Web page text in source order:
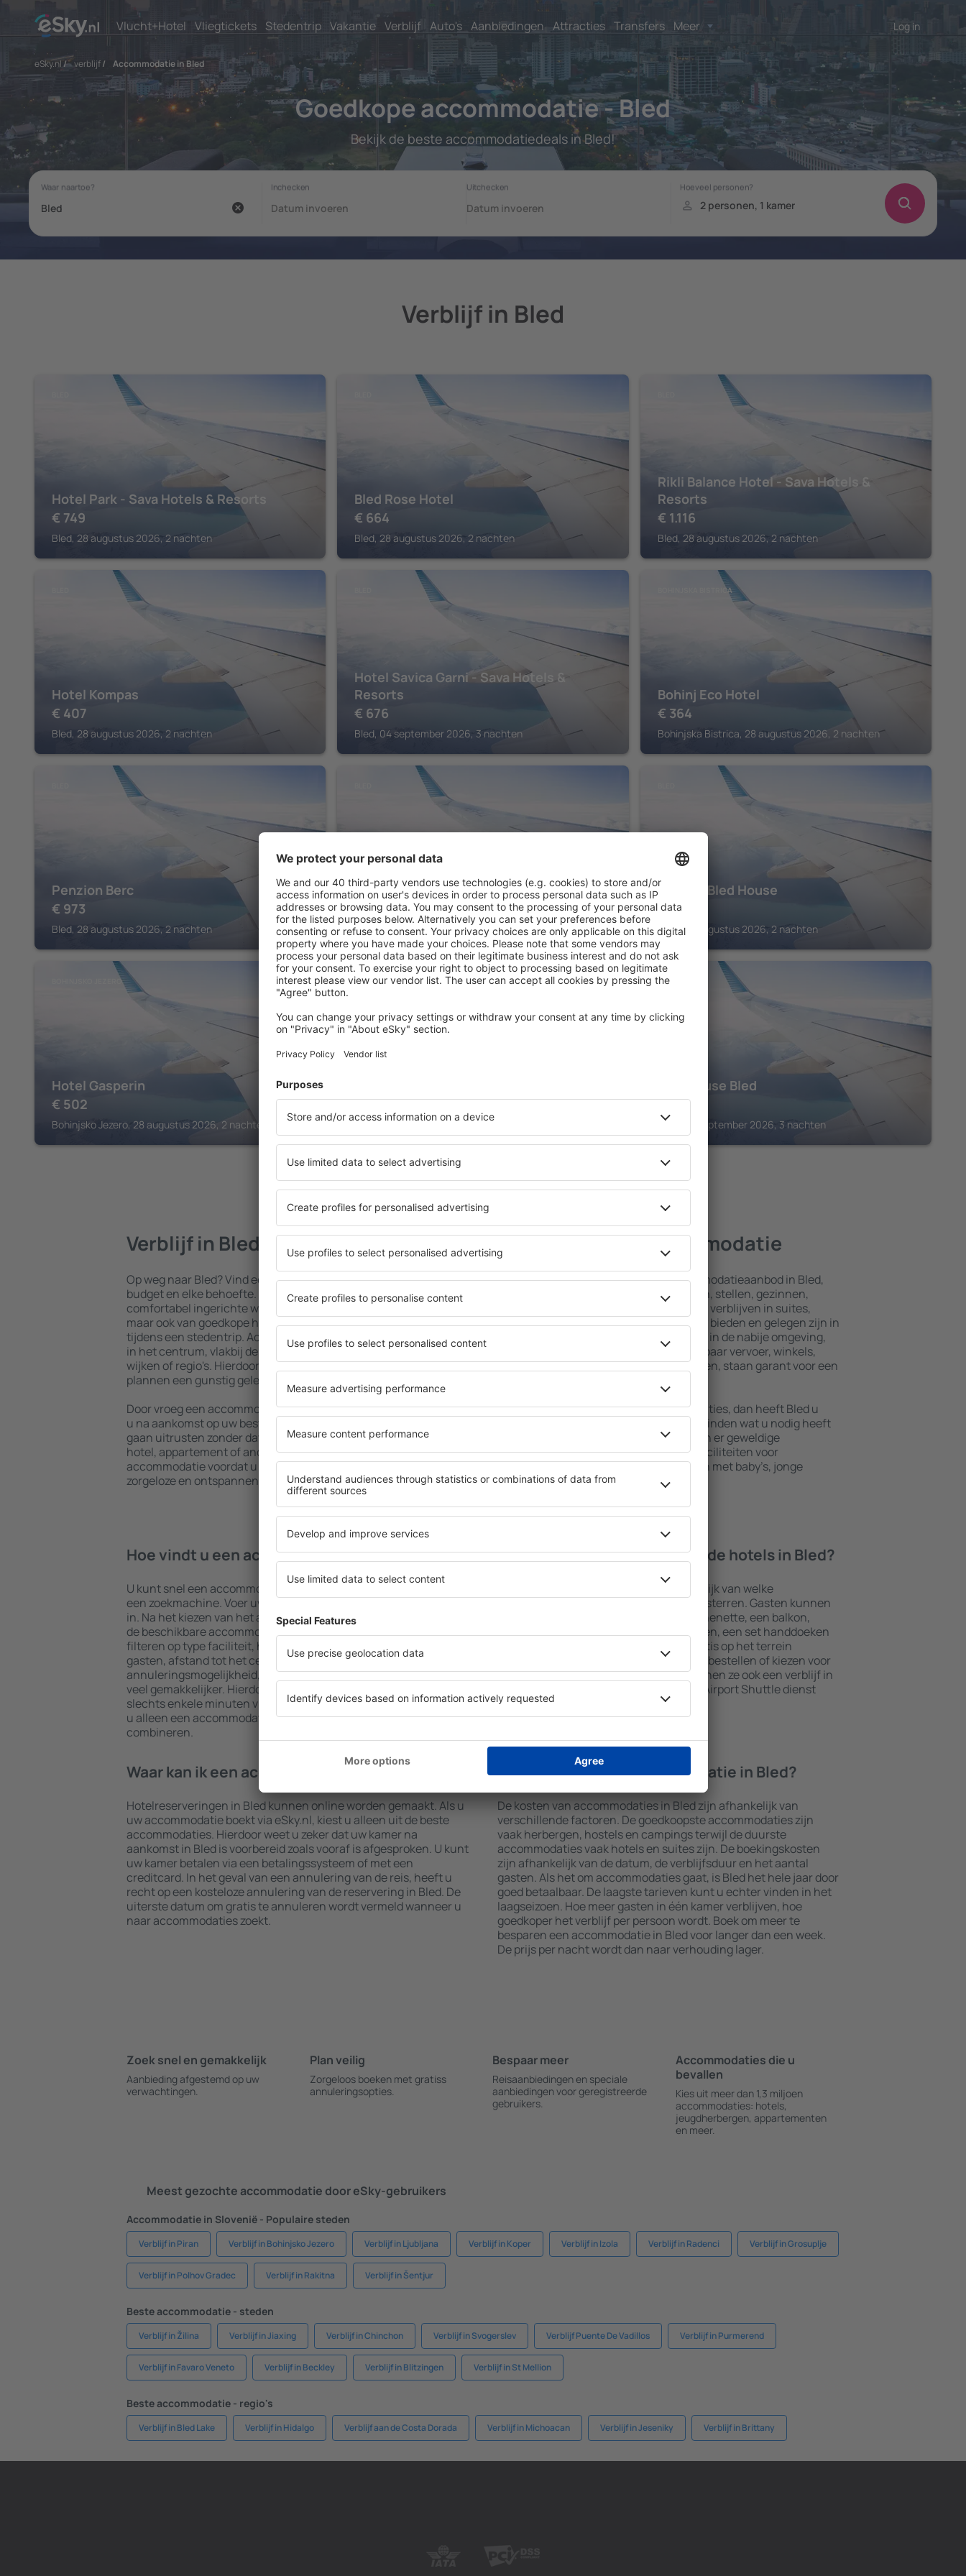
Vlucht+Hotel Vliegtickets Stedentrip Vakantie Verblijf Auto's Aanbiedingen Attracties Transfers Meer Log in
eSky.nl/ verblijf/ Accommodatie in Bled
Goedkope accommodatie - Bled
Bekijk de beste accommodatiedeals in Bled!
Verblijf in Bled
Hotel Park - Sava Hotels & Resorts
€ 749
Bled, 28 augustus 2026, 2 nachten
Bled Rose Hotel
€ 664
Bled, 28 augustus 2026, 2 nachten
Rikli Balance Hotel - Sava Hotels &
Resorts
€ 1.116
Bled, 28 augustus 2026, 2 nachten
Hotel Kompas
€ 407
Bled, 28 augustus 2026, 2 nachten
Hotel Savica Garni - Sava Hotels &
Resorts
€ 676
Bled, 04 september 2026, 3 nachten
BOHINJSKA BISTRICA
Bohinj Eco Hotel
€ 364
Bohinjska Bistrica, 28 augustus 2026, 2 nachten
Penzion Berc
€ 973
Bled, 28 augustus 2026, 2 nachten
Guesthouse Kolinska - Adults only
€710
Bled, 04 september 2026, 3 nachten
Central Bled House
€743
Bled, 28 augustus 2026, 2 nachten
BOHINJSKO JEZERO
Hotel Gasperin
€ 502
Bohinjsko Jezero, 28 augustus 2026, 2 nachten
BLED
€1.239
Bled, 04 september 2026, 3 nachten
BLED
Landhouse Bled
€774
Bled, 04 september 2026, 3 nachten
Bekijk meer aanbiedingen in Bled
Verblijf in Bled
Op weg naar Bled? Vind een accommodatie geschikt voor elk
budget en elke behoefte. U kunt gebruik maken van ruim,
comfortabel ingerichte woningen met tal van voorzieningen
maar ook van goedkope hostels om meerdere dagen te verblijven
tijdens een stedentrip. Accommodaties in Bled zijn beschikbaar
in het centrum, vlakbij de luchthaven en in minder populaire
wijken of regio's. Hierdoor kunt u afhankelijk van uw verdere
plannen een gunstig gelegen accommodatie in Bled vinden.
Door vroeg een accommodatie in Bled te boeken, weet u zeker dat
u na aankomst op uw bestemming, met een gerust hart kunt
gaan uitrusten zonder dat u nog op zoek hoeft te gaan naar een
hotel, appartement of andere accommodatie. Boek uw
accommodatie voordat u Bled bezoekt en geniet hierdoor van een
zorgeloze en ontspannen sfeer tijdens uw reis.
Bled - de beste accommodatie
U kunt kiezen uit een uitgebreid accommodatieaanbod in Bled,
inclusief woningen voor alleenreizenden, stellen, gezinnen,
senioren en groepen. Bezoekers kunnen verblijven in suites,
hotels en pensions die maximale privacy bieden en gelegen zijn in
het centrum van Bled. De voorzieningen in de nabije omgeving,
waaronder autoverhuurbedrijven, openbaar vervoer, winkels,
servicepunten en recreatiemogelijkheden, staan garant voor een
Als u op zoek bent naar luxe accommodaties, dan heeft Bled u
veel te bieden. In deze stad kunt u alles vinden wat u nodig heeft
tijdens uw vakantie of zakenreis. Ook zijn er geweldige
accommodaties in Bled te vinden met faciliteiten voor
gehandicapten en voor gasten die reizen met baby’s, jonge
kinderen of huisdieren.
Hoe vindt u een accommodatie in Bled?
U kunt snel een accommodatie in Bled vinden met behulp van
een zoekmachine. Voer uw bestemming en in- en uitcheckdatum
in. Na het kiezen van het aantal reizigers, toont de zoekmachine
de beschikbare accommodaties in Bled. Door de resultaten te
filteren op type faciliteit, het aantal sterren, beoordelingen van
gasten, afstand tot het centrum en gratis
annuleringsmogelijkheid, wordt het zoeken naar accommodaties
veel gemakkelijker. Hierdoor kunt u uw accommodatie in Bled al in
slechts enkele minuten vinden. Afhankelijk van uw wensen kunt
u alleen een accommodatie boeken of een vlucht + hotel
combineren.
Welke voorzieningen bieden de hotels in Bled?
Hotelvoorzieningen in Bled zijn afhankelijk van welke
accommodatie geboekt is en het aantal sterren. Gasten kunnen
gebruikmaken van kamers met een kitchenette, een balkon,
airconditioning, koffie- en theefaciliteiten, een set handdoeken
en internettoegang. Gasten kunnen gratis op het terrein
parkeren, een maaltijd in het restaurant bestellen of kiezen voor
een hotel met zwembad. Daarnaast kunnen ze ook een verblijf in
Bled boeken in accommodaties die een Airport Shuttle dienst
aanbieden.
Waar kan ik een accommodatie boeken in Bled?
Hotelreserveringen in Bled kunnen online worden gemaakt. Als u
uw accommodatie boekt via eSky.nl, kiest u alleen uit de beste
accommodaties. Hierdoor weet u zeker dat uw kamer na
aankomst in Bled is voorbereid zoals vooraf is afgesproken. U kunt
uw kamer betalen via een betalingssysteem of met een
creditcard. In het geval van een annulering van de reis, heeft u
recht op een kosteloze annulering van de reservering in Bled. De
uiterste datum om gratis te annuleren wordt vermeld wanneer u
naar accommodaties zoekt.
Hoeveel kost een accommodatie in Bled?
De kosten van accommodaties in Bled zijn afhankelijk van
verschillende factoren. De goedkoopste accommodaties zijn
vaak herbergen, hostels en campings terwijl de duurste
accommodaties vaak hotels en suites zijn. De boekingskosten
zijn afhankelijk van de datum, de verblijfsduur en het aantal
gasten. Als het om accommodaties gaat, is Bled het hele jaar door
goed betaalbaar. De laagste tarieven kunt u echter vinden in het
laagseizoen. Hoe meer gasten in één kamer verblijven, hoe
goedkoper het verblijf per persoon wordt. Boek om meer te
besparen een accommodatie in Bled voor langer dan een week.
De prijs per nacht wordt dan naar verhouding lager.
Zoek snel en gemakkelijk
Aanbieding afgestemd op uw
verwachtingen.
Plan veilig
Zorgeloos boeken met gratiss
annuleringsopties.
Bespaar meer
Reisaanbiedingen en speciale
aanbiedingen voor geregistreerde
gebruikers.
Accommodaties die u
bevallen
Kies uit meer dan 1,3 miljoen
accommodaties: hotels,
jeugdherbergen, appartementen
en meer.
Meest gezochte accommodatie door eSky-gebruikers
Accommodatie in Slovenië - Populaire steden
Verblijf in Piran Verblijf in Bohinjsko Jezero Verblijf in Ljubljana Verblijf in Koper Verblijf in Izola Verblijf in Radenci Verblijf in Grosuplje
Verblijf in Polhov Gradec Verblijf in Rakitna Verblijf in Šentjur
Beste accommodatie - steden
Verblijf in Žilina Verblijf in Jiaxing Verblijf in Chinchon Verblijf in Svogerslev Verblijf Puente De Vadillos Verblijf in Purmerend
Verblijf in Favaro Veneto Verblijf in Beckley Verblijf in Blitzingen Verblijf in St Mellion
Beste accommodatie - regio's
Verblijf in Bled Lake Verblijf in Hidalgo Verblijf aan de Costa Dorada Verblijf in Michoacan Verblijf in Jeseniky Verblijf in Brittany